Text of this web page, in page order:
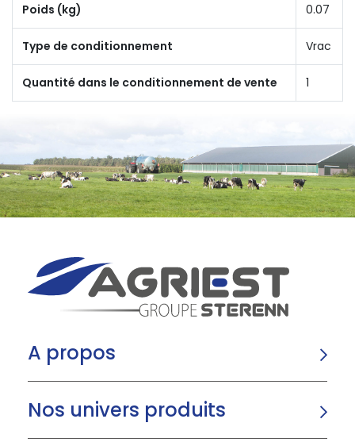
Poids (kg) 0.07
Type de conditionnement Vrac
Quantité dans le conditionnement de vente 1
A propos
Nos univers produits